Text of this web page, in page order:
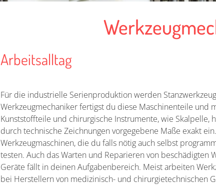
Arbeitsalltag
Für die industrielle Serienproduktion werden
Werkzeugmechaniker fertigst du diese Maschinenteile und
Kunststoffteile und chirurgische Instrumente, wie
durch technische Zeichnungen vorgegebene Maße exakt
Werkzeugmaschinen, die du falls nötig auch selbst
testen. Auch das Warten und Reparieren von
Geräte fällt in deinen Aufgabenbereich. Meist arbeiten
bei Herstellern von medizinisch- und chirurgietechnischen